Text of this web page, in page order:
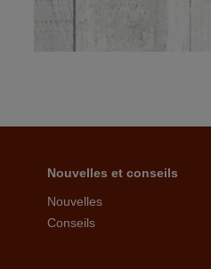
Nouvelles et conseils
Nouvelles
Conseils